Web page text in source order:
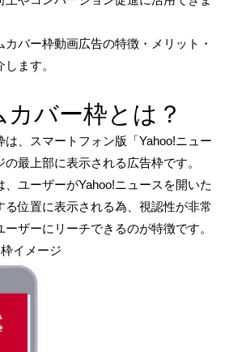
バー枠動画広告の特徴・メリット・
ます。
バー枠とは？
は、スマートフォン版「Yahoo!ニュー
の最上部に表示される広告枠です。
、ユーザーがYahoo!ニュースを開いた
る位置に表示される為、視認性が非常
ザーにリーチできるのが特徴です。
イメージ